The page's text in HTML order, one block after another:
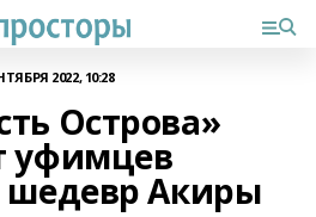
2022, 10:28
Острова»
уфимцев
шедевр Акиры